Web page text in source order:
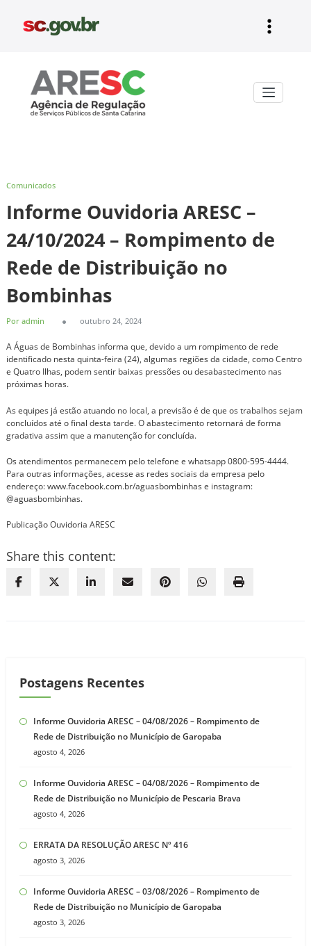
Comunicados
Informe Ouvidoria ARESC –
24/10/2024 – Rompimento de
Rede de Distribuição no
Bombinhas
Por admin outubro 24, 2024
A Águas de Bombinhas informa que, devido a um rompimento de rede
identificado nesta quinta-feira (24), algumas regiões da cidade, como Centro
e Quatro Ilhas, podem sentir baixas pressões ou desabastecimento nas
próximas horas.
As equipes já estão atuando no local, a previsão é de que os trabalhos sejam
concluídos até o final desta tarde. O abastecimento retornará de forma
gradativa assim que a manutenção for concluída.
Os atendimentos permanecem pelo telefone e whatsapp 0800-595-4444.
Para outras informações, acesse as redes sociais da empresa pelo
endereço: www.facebook.com.br/aguasbombinhas e instagram:
@aguasbombinhas.
Publicação Ouvidoria ARESC
Share this content:
Postagens Recentes
Informe Ouvidoria ARESC – 04/08/2026 – Rompimento de
Rede de Distribuição no Município de Garopaba
agosto 4, 2026
Informe Ouvidoria ARESC – 04/08/2026 – Rompimento de
Rede de Distribuição no Município de Pescaria Brava
agosto 4, 2026
ERRATA DA RESOLUÇÃO ARESC Nº 416
agosto 3, 2026
Informe Ouvidoria ARESC – 03/08/2026 – Rompimento de
Rede de Distribuição no Município de Garopaba
agosto 3, 2026